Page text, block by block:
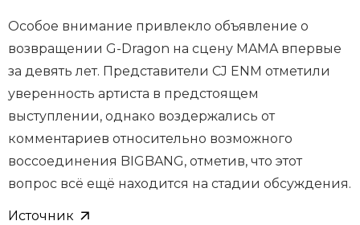
Особое внимание привлекло объявление о
возвращении G-Dragon на сцену MAMA впервые
за девять лет. Представители CJ ENM отметили
уверенность артиста в предстоящем
выступлении, однако воздержались от
комментариев относительно возможного
воссоединения BIGBANG, отметив, что этот
вопрос всё ещё находится на стадии обсуждения.
Источник